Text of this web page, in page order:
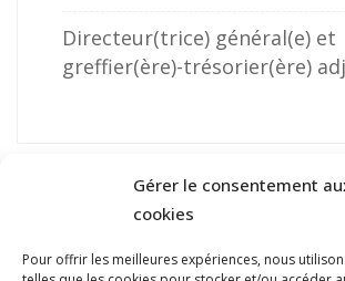
Gérer le consentement
cookies
Pour offrir les meilleures expériences, nous
Directeur(trice) général(e) et
greffier(ère)-trésorier(ère)